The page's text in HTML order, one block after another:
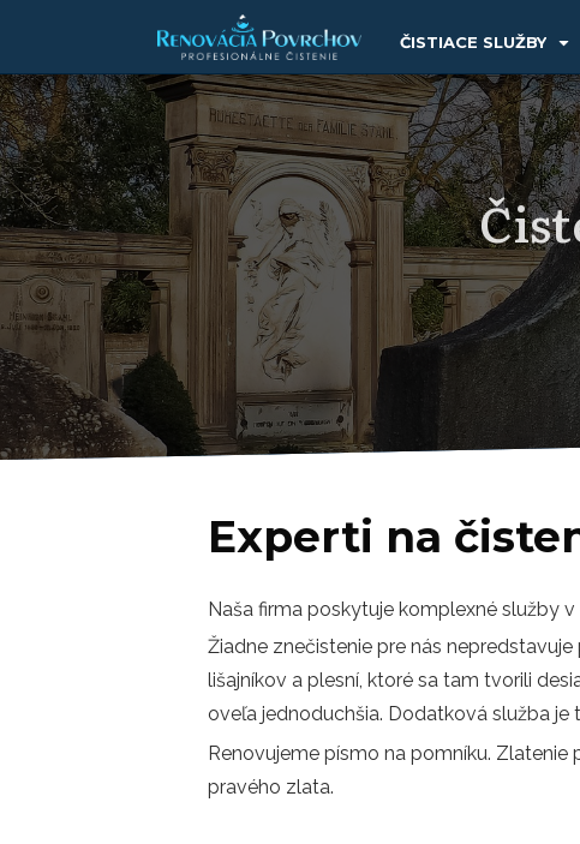
ČISTIACE SLUŽBY
Experti na
Naša firma poskytuje komplexné služby
Žiadne znečistenie pre nás
lišajníkov a plesní, ktoré sa tam tvorili
oveľa jednoduchšia. Dodatková služba
Renovujeme písmo na pomníku.
pravého zlata.